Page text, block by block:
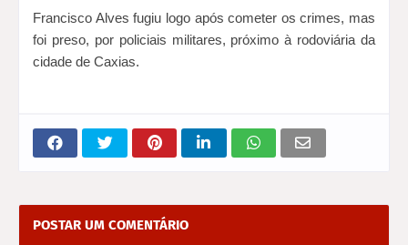
Francisco Alves fugiu logo após cometer os crimes, mas
foi preso, por policiais militares, próximo à rodoviária da
cidade de Caxias.
POSTAR UM COMENTÁRIO